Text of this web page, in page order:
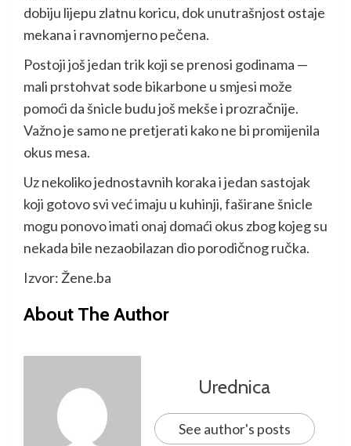
dobiju lijepu zlatnu koricu, dok unutrašnjost ostaje
mekana i ravnomjerno pečena.
Postoji još jedan trik koji se prenosi godinama —
mali prstohvat sode bikarbone u smjesi može
pomoći da šnicle budu još mekše i prozračnije.
Važno je samo ne pretjerati kako ne bi promijenila
okus mesa.
Uz nekoliko jednostavnih koraka i jedan sastojak
koji gotovo svi već imaju u kuhinji, faširane šnicle
mogu ponovo imati onaj domaći okus zbog kojeg su
nekada bile nezaobilazan dio porodičnog ručka.
Izvor: Žene.ba
About The Author
Urednica
See author's posts